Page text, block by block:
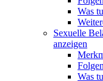
Was
Sexuelle
anzeigen
Folgen
Was